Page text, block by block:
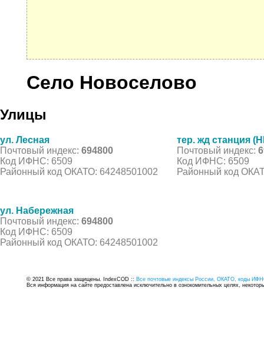
Село Новоселово
Улицы
ул. Лесная
Почтовый индекс: 694800
Код ИФНС: 6509
Районный код ОКАТО: 64248501002
тер. жд станция
Почтовый индекс:
Код ИФНС: 6509
Районный код
ул. Набережная
Почтовый индекс: 694800
Код ИФНС: 6509
Районный код ОКАТО: 64248501002
© 2021 Все права защищены. IndexCOD :: Все почтовые индексы России, ОКАТО, коды
Вся информация на сайте предоставлена исключительно в ознокомительных целях,